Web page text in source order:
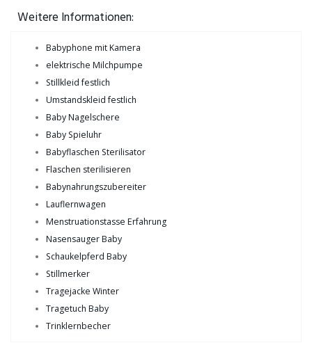
Weitere Informationen:
Babyphone mit Kamera
elektrische Milchpumpe
Stillkleid festlich
Umstandskleid festlich
Baby Nagelschere
Baby Spieluhr
Babyflaschen Sterilisator
Flaschen sterilisieren
Babynahrungszubereiter
Lauflernwagen
Menstruationstasse Erfahrung
Nasensauger Baby
Schaukelpferd Baby
Stillmerker
Tragejacke Winter
Tragetuch Baby
Trinklernbecher